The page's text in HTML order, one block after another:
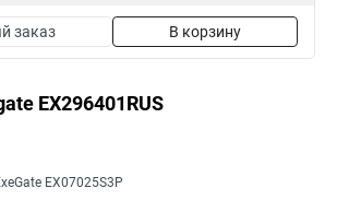
заказ В корзину
EX296401RUS
EX07025S3P